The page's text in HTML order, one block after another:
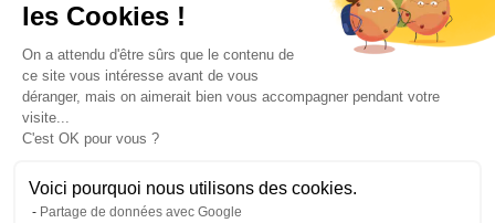
les Cookies !
On a attendu d'être sûrs que le contenu de
ce site vous intéresse avant de vous
déranger, mais on aimerait bien vous accompagner pendant votre
visite...
C'est OK pour vous ?
Voici pourquoi nous utilisons des cookies.
Partage de données avec Google